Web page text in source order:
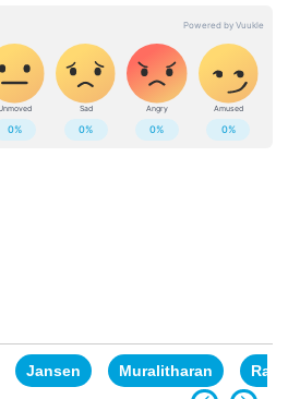
Jansen Muralitharan